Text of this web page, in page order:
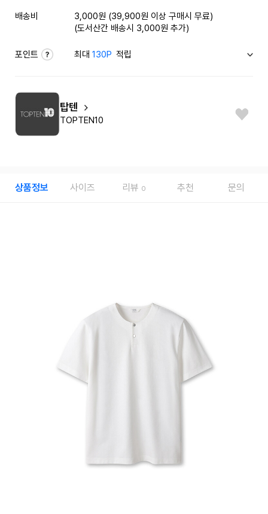
배송비
3,000원 (39,900원 이상 구매시 무료)
(도서산간 배송시 3,000원 추가)
포인트 최대130P 적립
탑텐
TOPTEN10
상품정보 사이즈 리뷰 0 추천 문의